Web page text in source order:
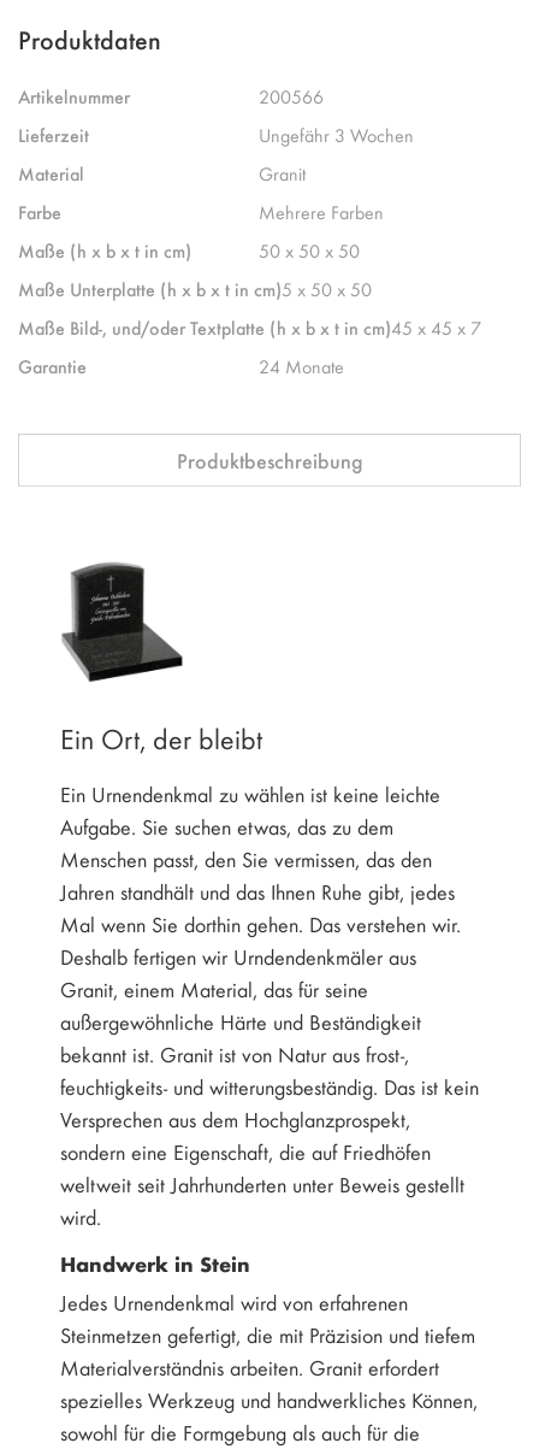
Produktdaten
Artikelnummer
200566
Lieferzeit
Ungefähr 3 Wochen
Material
Granit
Farbe
Mehrere Farben
Maße (h x b x t in cm)
50 x 50 x 50
Maße Unterplatte (h x b x t in cm)5 x 50 x 50
Maße Bild-, und/oder Textplatte (h x b x t in cm)45 x 45 x 7
Garantie
24 Monate
Produktbeschreibung
Ein Ort, der bleibt
Ein Urnendenkmal zu wählen ist keine leichte
Aufgabe. Sie suchen etwas, das zu dem
Menschen passt, den Sie vermissen, das den
Jahren standhält und das Ihnen Ruhe gibt, jedes
Mal wenn Sie dorthin gehen. Das verstehen wir.
Deshalb fertigen wir Urndendenkmäler aus
Granit, einem Material, das für seine
außergewöhnliche Härte und Beständigkeit
bekannt ist. Granit ist von Natur aus frost-,
feuchtigkeits- und witterungsbeständig. Das ist kein
Versprechen aus dem Hochglanzprospekt,
sondern eine Eigenschaft, die auf Friedhöfen
weltweit seit Jahrhunderten unter Beweis gestellt
wird.
Handwerk in Stein
Jedes Urnendenkmal wird von erfahrenen
Steinmetzen gefertigt, die mit Präzision und tiefem
Materialverständnis arbeiten. Granit erfordert
spezielles Werkzeug und handwerkliches Können,
sowohl für die Formgebung als auch für die